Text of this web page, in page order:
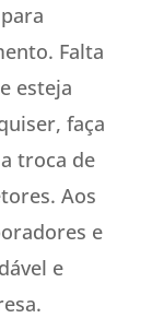
Falta
esteja
faça
troca de
Aos
e
e